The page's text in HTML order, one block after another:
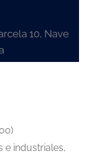
10, Nave
e industriales,